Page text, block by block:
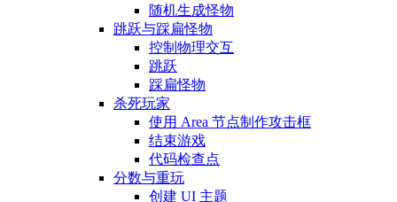
随机生成怪物
跳跃与踩扁怪物
控制物理交互
跳跃
踩扁怪物
杀死玩家
使用 Area 节点制作攻击框
结束游戏
代码检查点
分数与重玩
创建 UI 主题